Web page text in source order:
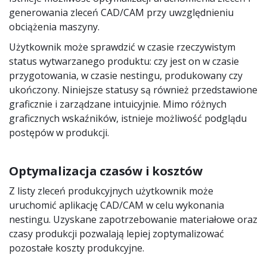
generowania zleceń CAD/CAM przy uwzględnieniu
obciążenia maszyny.
Użytkownik może sprawdzić w czasie rzeczywistym
status wytwarzanego produktu: czy jest on w czasie
przygotowania, w czasie nestingu, produkowany czy
ukończony. Niniejsze statusy są również przedstawione
graficznie i zarządzane intuicyjnie. Mimo różnych
graficznych wskaźników, istnieje możliwość podglądu
postępów w produkcji.
Optymalizacja czasów i kosztów
Z listy zleceń produkcyjnych użytkownik może
uruchomić aplikację CAD/CAM w celu wykonania
nestingu. Uzyskane zapotrzebowanie materiałowe oraz
czasy produkcji pozwalają lepiej zoptymalizować
pozostałe koszty produkcyjne.